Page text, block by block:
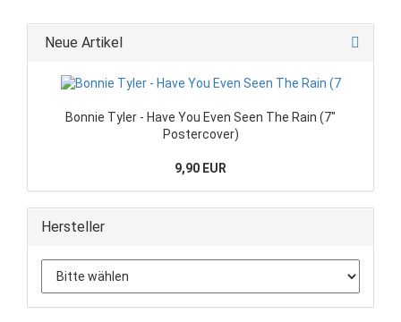
Neue Artikel
Bonnie Tyler - Have You Even Seen The Rain (7"
Postercover)
9,90 EUR
Hersteller